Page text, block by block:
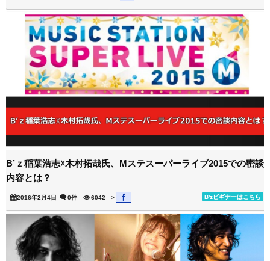
B’ｚ稲葉浩志☓木村拓哉氏、Mステスーパーライブ2015での密談
内容とは？
2016年2月4日 B'zビギナーはこちら
0件 6042 >